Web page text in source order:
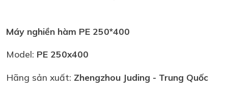
Máy nghiền hàm PE 250*400
Model: PE 250x400
Hãng sản xuất: Zhengzhou Juding - Trung Quốc